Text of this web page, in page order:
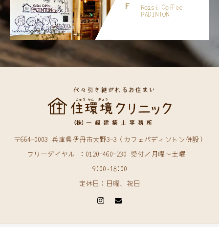
Roast Coffee
PADINTON
〒664-0003 兵庫県伊丹市大野3-3（カフェパディントン併設）
フリーダイヤル ：0120-460-230 受付／月曜〜土曜
9:00~18:00
定休日：日曜、祝日